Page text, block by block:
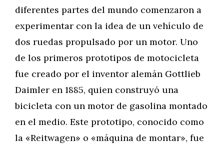
diferentes partes del mundo comenzaron a
experimentar con la idea de un vehículo de
dos ruedas propulsado por un motor. Uno
de los primeros prototipos de motocicleta
fue creado por el inventor alemán Gottlieb
Daimler en 1885, quien construyó una
bicicleta con un motor de gasolina montado
en el medio. Este prototipo, conocido como
la «Reitwagen» o «máquina de montar», fue